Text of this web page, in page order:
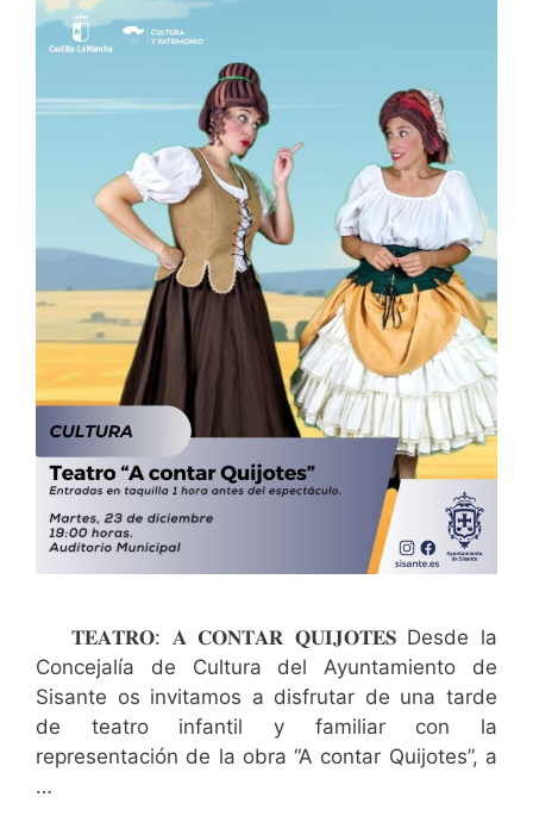
𝐓𝐄𝐀𝐓𝐑𝐎: 𝐀 𝐂𝐎𝐍𝐓𝐀𝐑 𝐐𝐔𝐈𝐉𝐎𝐓𝐄𝐒 Desde la
Concejalía de Cultura del Ayuntamiento de
Sisante os invitamos a disfrutar de una tarde
de teatro infantil y familiar con la
representación de la obra “A contar Quijotes”, a
…